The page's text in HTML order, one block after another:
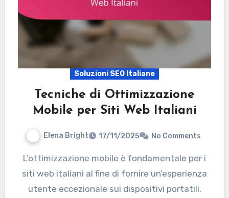
Soluzioni SEO Italiane
Tecniche di Ottimizzazione
Mobile per Siti Web Italiani
Elena Bright 17/11/2025 No Comments
L’ottimizzazione mobile è fondamentale per i
siti web italiani al fine di fornire un’esperienza
utente eccezionale sui dispositivi portatili.